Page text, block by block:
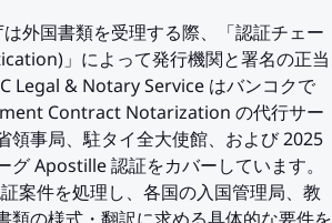
外国書類を受理する際、「認証チェー
」によって発行機関と署名の正当
Legal & Notary Service はバンコクで
Contract Notarization の代行サー
領事局、駐タイ全大使館、および 2025
グ Apostille 認証をカバーしています。
案件を処理し、各国の入国管理局、教